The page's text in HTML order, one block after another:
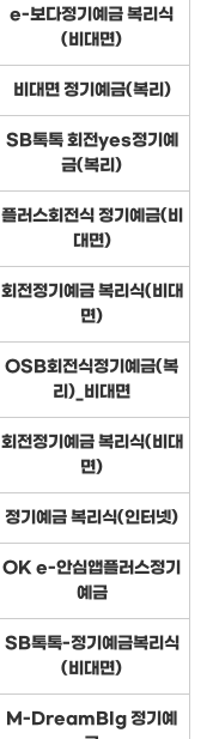
e-보다정기예금 복리식
(비대면)
비대면 정기예금(복리)
SB톡톡 회전yes정기예
금(복리)
플러스회전식 정기예금(비
대면)
회전정기예금 복리식(비대
면)
OSB회전식정기예금(복
리)_비대면
회전정기예금 복리식(비대
면)
정기예금 복리식(인터넷)
OK e-안심앱플러스정기
예금
SB톡톡-정기예금복리식
(비대면)
M-DreamBIg 정기예